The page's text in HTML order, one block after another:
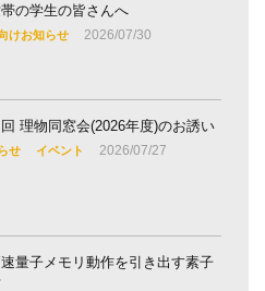
の学生の皆さんへ
けお知らせ 2026/07/30
理物同窓会(2026年度)のお誘い
せ イベント 2026/07/27
量子メモリ動作を引き出す素子